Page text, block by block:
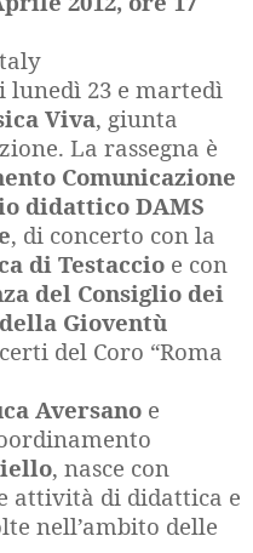
lunedì 23 e martedì
Viva, giunta
La rassegna è
Comunicazione
didattico DAMS
, di concerto con la
di Testaccio e con
del Consiglio dei
Gioventù
del Coro “Roma
Aversano e
, nasce con
attività di didattica e
nell’ambito delle